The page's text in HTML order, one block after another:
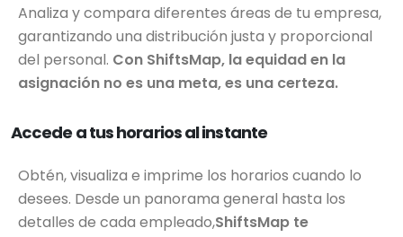
Analiza y compara diferentes áreas de tu empresa,
garantizando una distribución justa y proporcional
del personal. Con ShiftsMap, la equidad en la
asignación no es una meta, es una certeza.
Accede a tus horarios al instante
Obtén, visualiza e imprime los horarios cuando lo
desees. Desde un panorama general hasta los
detalles de cada empleado,ShiftsMap te